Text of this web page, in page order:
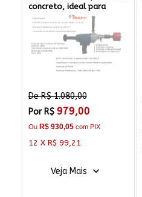
concreto, ideal para
instalação de caixa 4"x2" e
4"x4"
De R$ 1.080,00
Por R$ 979,00
Ou R$ 930,05com PIX
12 X R$ 99,21
Veja Mais